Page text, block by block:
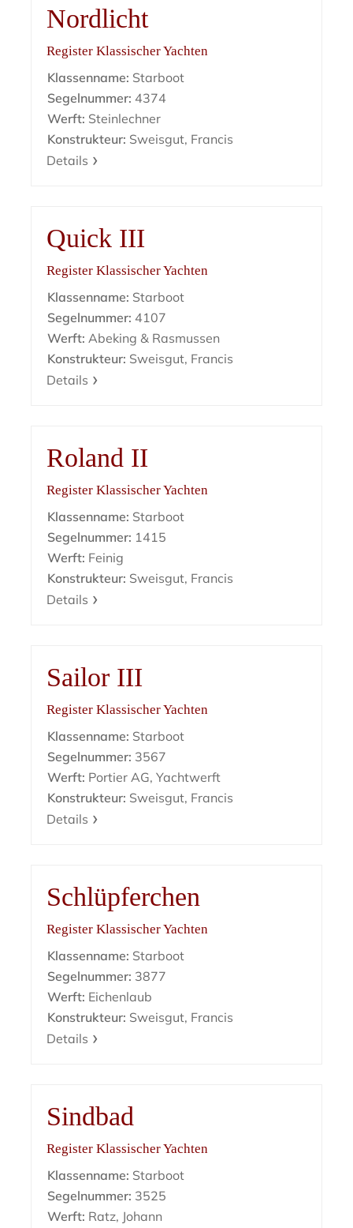
Nordlicht
Register Klassischer Yachten
Klassenname: Starboot
Segelnummer: 4374
Werft: Steinlechner
Konstrukteur: Sweisgut, Francis
Details
Quick III
Register Klassischer Yachten
Klassenname: Starboot
Segelnummer: 4107
Werft: Abeking & Rasmussen
Konstrukteur: Sweisgut, Francis
Details
Roland II
Register Klassischer Yachten
Klassenname: Starboot
Segelnummer: 1415
Werft: Feinig
Konstrukteur: Sweisgut, Francis
Details
Sailor III
Register Klassischer Yachten
Klassenname: Starboot
Segelnummer: 3567
Werft: Portier AG, Yachtwerft
Konstrukteur: Sweisgut, Francis
Details
Schlüpferchen
Register Klassischer Yachten
Klassenname: Starboot
Segelnummer: 3877
Werft: Eichenlaub
Konstrukteur: Sweisgut, Francis
Details
Sindbad
Register Klassischer Yachten
Klassenname: Starboot
Segelnummer: 3525
Werft: Ratz, Johann